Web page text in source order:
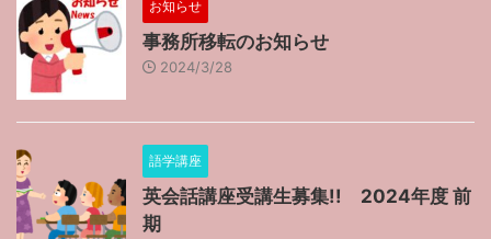
お知らせ
事務所移転のお知らせ
2024/3/28
語学講座
英会話講座受講生募集!! 2024年度 前
期